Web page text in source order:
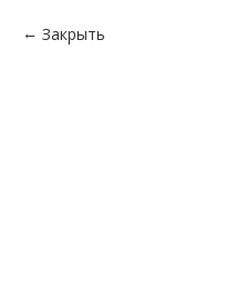
Закрыть